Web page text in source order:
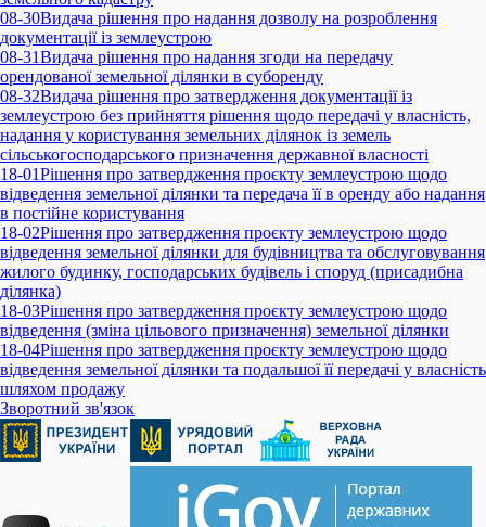
08-30Видача рішення про надання дозволу на розроблення
документації із землеустрою
08-31Видача рішення про надання згоди на передачу
орендованої земельної ділянки в суборенду
08-32Видача рішення про затвердження документації із
землеустрою без прийняття рішення щодо передачі у власність,
надання у користування земельних ділянок із земель
сільськогосподарського призначення державної власності
18-01Рішення про затвердження проєкту землеустрою щодо
відведення земельної ділянки та передача її в оренду або надання
в постійне користування
18-02Рішення про затвердження проєкту землеустрою щодо
відведення земельної ділянки для будівництва та обслуговування
жилого будинку, господарських будівель і споруд (присадибна
ділянка)
18-03Рішення про затвердження проєкту землеустрою щодо
відведення (зміна цільового призначення) земельної ділянки
18-04Рішення про затвердження проєкту землеустрою щодо
відведення земельної ділянки та подальшої її передачі у власність
шляхом продажу
Зворотний зв'язок